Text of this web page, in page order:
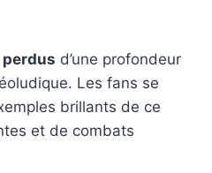
d’une profondeur
Les fans se
brillants de ce
et de combats